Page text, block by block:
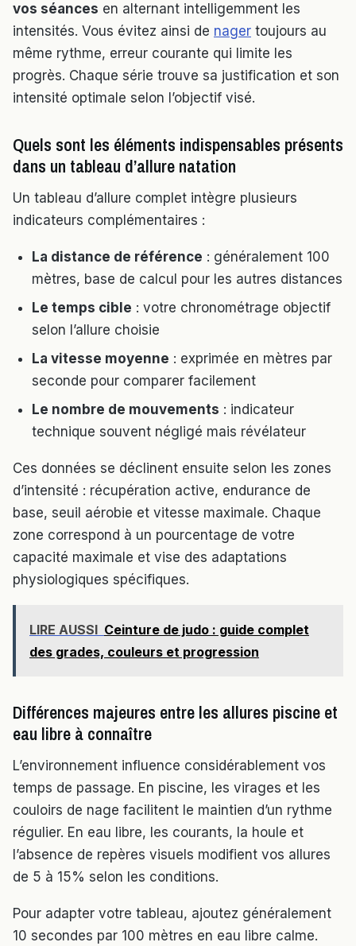
vos séances en alternant intelligemment les
intensités. Vous évitez ainsi de nager toujours au
même rythme, erreur courante qui limite les
progrès. Chaque série trouve sa justification et son
intensité optimale selon l’objectif visé.
Quels sont les éléments indispensables présents
dans un tableau d’allure natation
Un tableau d’allure complet intègre plusieurs
indicateurs complémentaires :
La distance de référence : généralement 100
mètres, base de calcul pour les autres distances
Le temps cible : votre chronométrage objectif
selon l’allure choisie
La vitesse moyenne : exprimée en mètres par
seconde pour comparer facilement
Le nombre de mouvements : indicateur
technique souvent négligé mais révélateur
Ces données se déclinent ensuite selon les zones
d’intensité : récupération active, endurance de
base, seuil aérobie et vitesse maximale. Chaque
zone correspond à un pourcentage de votre
capacité maximale et vise des adaptations
physiologiques spécifiques.
LIRE AUSSI Ceinture de judo : guide complet
des grades, couleurs et progression
Différences majeures entre les allures piscine et
eau libre à connaître
L’environnement influence considérablement vos
temps de passage. En piscine, les virages et les
couloirs de nage facilitent le maintien d’un rythme
régulier. En eau libre, les courants, la houle et
l’absence de repères visuels modifient vos allures
de 5 à 15% selon les conditions.
Pour adapter votre tableau, ajoutez généralement
10 secondes par 100 mètres en eau libre calme.